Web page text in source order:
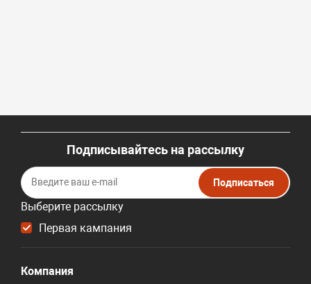
Подписывайтесь на рассылку
Выберите рассылку
Первая кампания
Подписаться
Компания